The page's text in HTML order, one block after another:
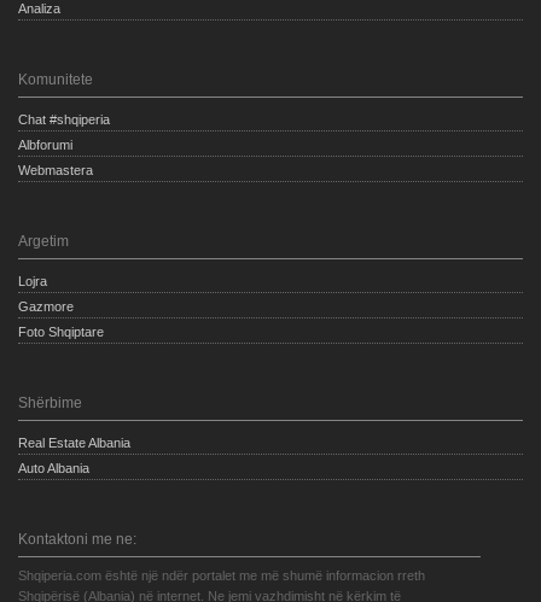
Analiza
Komunitete
Chat #shqiperia
Albforumi
Webmastera
Argetim
Lojra
Gazmore
Foto Shqiptare
Shërbime
Real Estate Albania
Auto Albania
Kontaktoni me ne:
Shqiperia.com është një ndër portalet me më shumë informacion rreth
Shqipërisë (Albania) në internet. Ne jemi vazhdimisht në kërkim të